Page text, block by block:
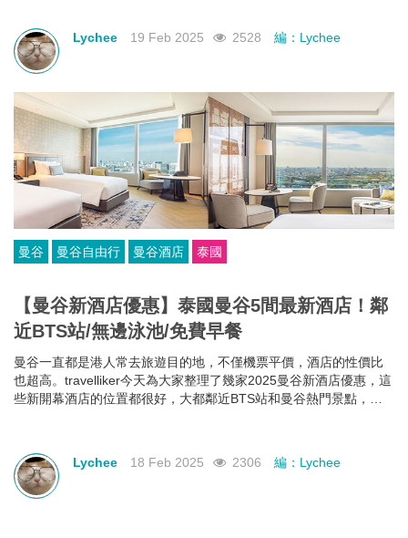
Lychee
19 Feb 2025 2528 編：Lychee
曼谷 曼谷自由行 曼谷酒店 泰國
【曼谷新酒店優惠】泰國曼谷5間最新酒店！鄰
近BTS站/無邊泳池/免費早餐
曼谷一直都是港人常去旅遊目的地，不僅機票平價，酒店的性價比
也超高。travelliker今天為大家整理了幾家2025曼谷新酒店優惠，這
些新開幕酒店的位置都很好，大都鄰近BTS站和曼谷熱門景點，方
不如來看看有沒有合你心意的曼谷新酒店吧！
Lychee 18 Feb 2025 2306 編：Lychee